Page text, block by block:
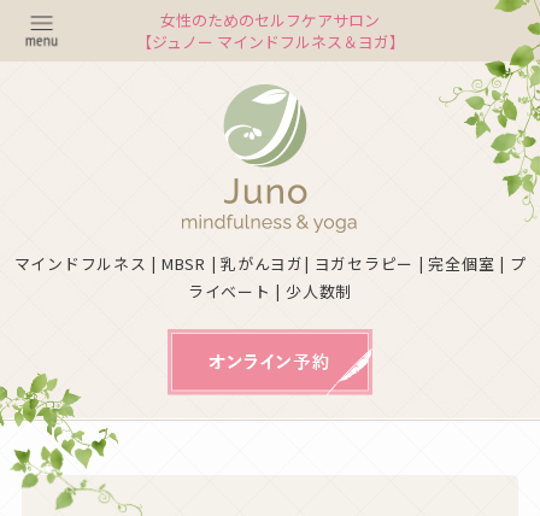
女性のためのセルフケアサロン
【ジュノー マインドフルネス＆ヨガ】
マインドフルネス | MBSR | 乳がんヨガ| ヨガセラピー | 完全個室 | プ
ライベート | 少人数制